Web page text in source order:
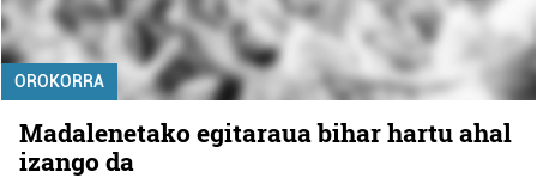
OROKORRA
Madalenetako egitaraua bihar hartu ahal
izango da